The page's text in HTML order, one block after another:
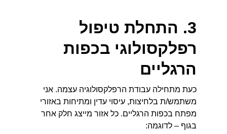
3. התחלת טיפול
רפלקסולוגי בכפות
הרגליים
כעת מתחילה עבודת הרפלקסולוגיה עצמה. אני
משתמש/ת בלחיצות, עיסוי עדין ומתיחות באזורי
מפתח בכפות הרגליים. כל אזור מייצג חלק אחר
בגוף – לדוגמה: